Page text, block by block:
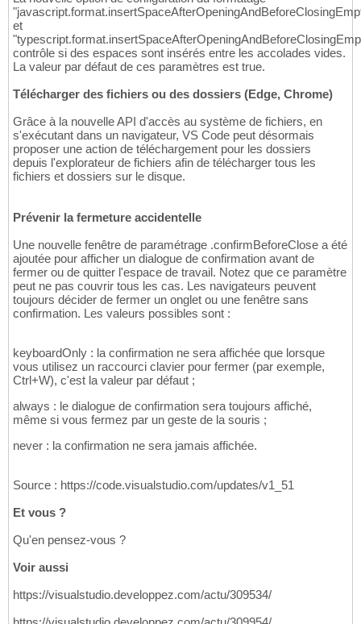
et
contrôle si des espaces sont insérés entre les accolades vides.
La valeur par défaut de ces paramètres est true.
Télécharger des fichiers ou des dossiers (Edge, Chrome)
Grâce à la nouvelle API d'accès au système de fichiers, en
s'exécutant dans un navigateur, VS Code peut désormais
proposer une action de téléchargement pour les dossiers
depuis l'explorateur de fichiers afin de télécharger tous les
fichiers et dossiers sur le disque.
Prévenir la fermeture accidentelle
Une nouvelle fenêtre de paramétrage .confirmBeforeClose a été
ajoutée pour afficher un dialogue de confirmation avant de
fermer ou de quitter l'espace de travail. Notez que ce paramètre
peut ne pas couvrir tous les cas. Les navigateurs peuvent
toujours décider de fermer un onglet ou une fenêtre sans
confirmation. Les valeurs possibles sont :
keyboardOnly : la confirmation ne sera affichée que lorsque
vous utilisez un raccourci clavier pour fermer (par exemple,
Ctrl+W), c'est la valeur par défaut ;
always : le dialogue de confirmation sera toujours affiché,
même si vous fermez par un geste de la souris ;
never : la confirmation ne sera jamais affichée.
Source : https://code.visualstudio.com/updates/v1_51
Et vous ?
Qu'en pensez-vous ?
Voir aussi
https://visualstudio.developpez.com/actu/309534/